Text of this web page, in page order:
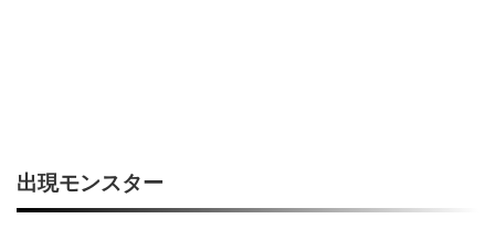
出現モンスター